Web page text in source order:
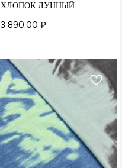
ХЛОПОК ЛУННЫЙ
3 890,00 ₽